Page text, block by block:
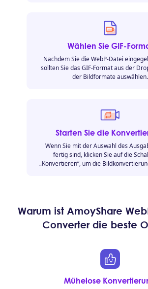
Wählen Sie GIF-
Nachdem Sie die WebP-Datei
sollten Sie das GIF-Format aus der
der Bildformate auswählen.
Starten Sie die
Wenn Sie mit der Auswahl des
fertig sind, klicken Sie auf die
„Konvertieren“, um die
Warum ist AmoyShare
Converter die beste
Mühelose